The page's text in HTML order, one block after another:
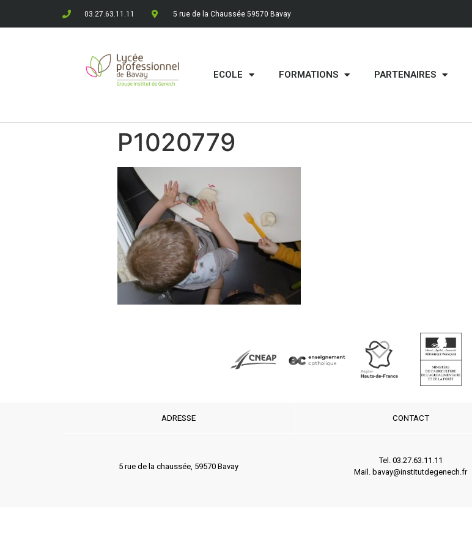
03.27.63.11.11 5 rue de la Chaussée 59570 Bavay
ECOLE FORMATIONS PARTENAIRES
P1020779
ADRESSE
5 rue de la chaussée, 59570 Bavay
CONTACT
Tel. 03.27.63.11.11
Mail. bavay@institutdegenech.fr